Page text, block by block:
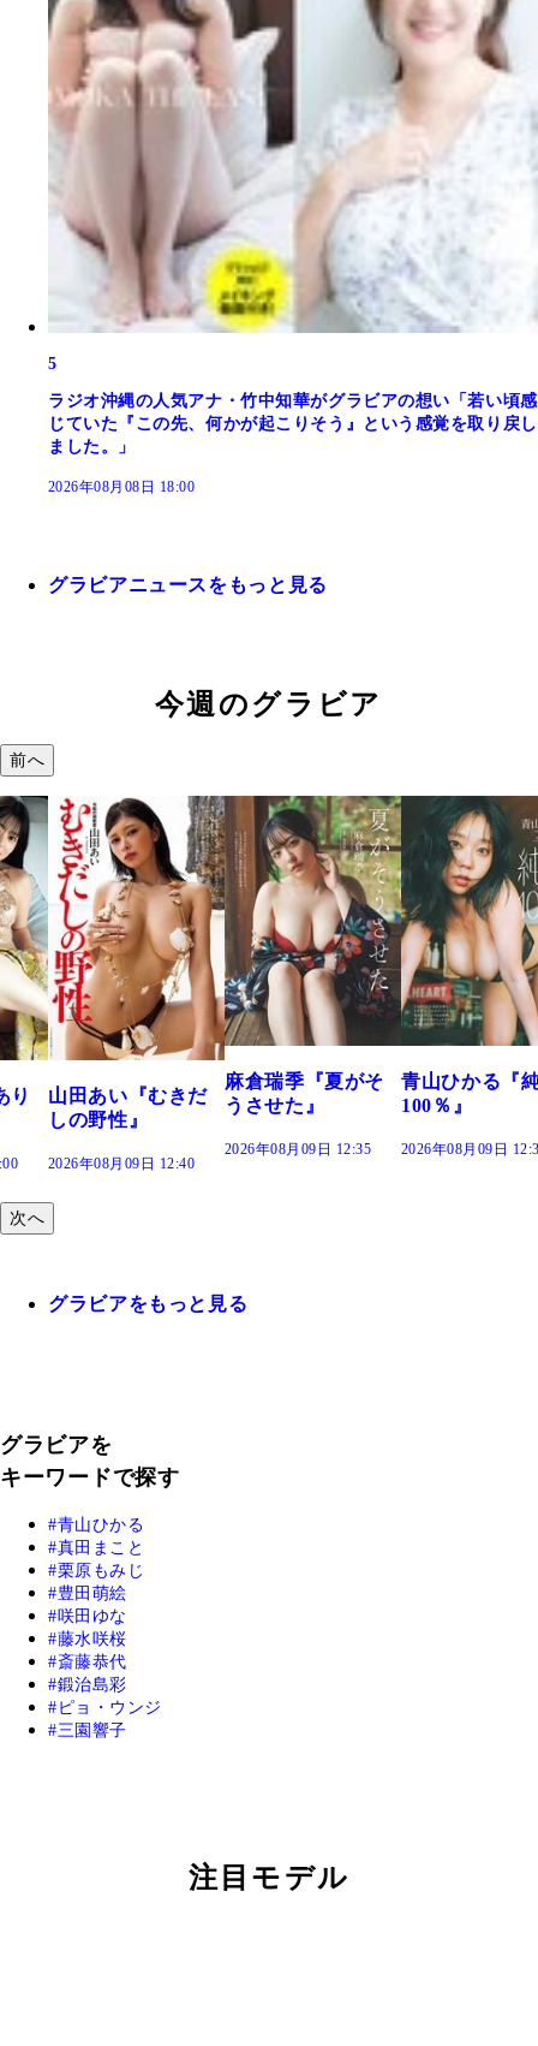
5
ラジオ沖縄の人気アナ・竹中知華がグラビアの想い「若い頃感
じていた『この先、何かが起こりそう』という感覚を取り戻し
ました。」
2026年08月08日 18:00
グラビアニュースをもっと見る
今週のグラビア
前へ
だ
麻倉瑞季『夏がそ
うさせた』
青山ひかる『純度
100％』
2026年08月09日 12:30
溝端 葵『もう
つの、あおい
で。』
2026年08月09日
次へ
グラビアをもっと見る
グラビアを
キーワードで探す
青山ひかる
真田まこと
栗原もみじ
豊田萌絵
咲田ゆな
藤水咲桜
斎藤恭代
鍛治島彩
ピョ・ウンジ
三園響子
注目モデル